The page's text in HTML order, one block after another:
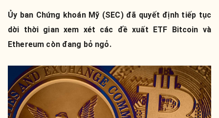
Ủy ban Chứng khoán Mỹ (SEC) đã quyết định tiếp tục
dời thời gian xem xét các đề xuất ETF Bitcoin và
Ethereum còn đang bỏ ngỏ.